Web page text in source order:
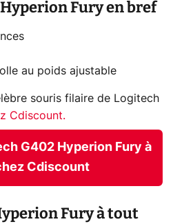
Fury en bref
au poids ajustable
souris filaire de Logitech
Cdiscount.
G402 Hyperion Fury à
Cdiscount
Fury à tout